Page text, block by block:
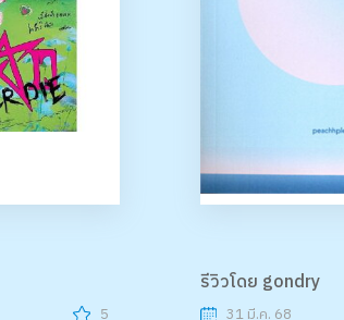
5
รีวิวโดย gondry
31 มี.ค. 68